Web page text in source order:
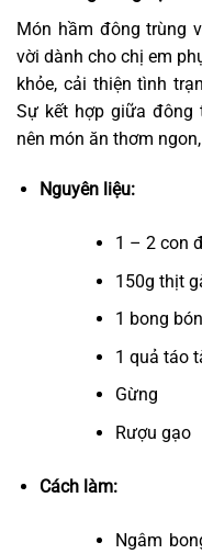
Món hầm đông trùng
vời dành cho chị em
khỏe, cải thiện tình
Sự kết hợp giữa đông
nên món ăn thơm
Nguyên liệu:
1 – 2 con
150g thịt
1 bong
1 quả táo
Gừng
Rượu gạo
Cách làm:
Ngâm